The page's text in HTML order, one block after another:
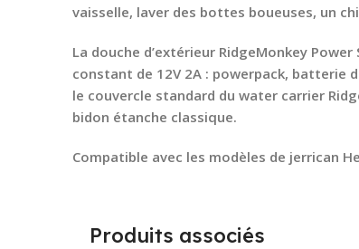
vaisselle, laver des bottes boueuses, un
La douche d’extérieur RidgeMonkey
constant de 12V 2A : powerpack, batterie
le couvercle standard du water carrier
bidon étanche classique.
Compatible avec les modèles de jerrican
Produits associés